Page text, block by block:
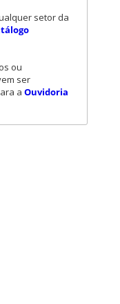
setor da
ou
ser
a Ouvidoria